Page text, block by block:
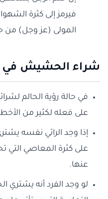
فيرمز إلى كثرة
المولى (عز وجل) من
شراء الحشيش في
في حالة رؤية الحالم
على فعله لكثير من
إذا وجد الرائي نفسه
على كثرة المعاصي التي
عنها.
لو وجد الفرد أنه